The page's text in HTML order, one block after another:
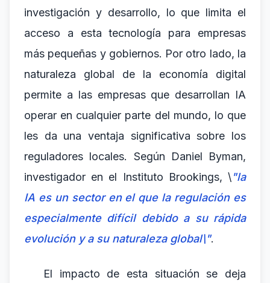
investigación y desarrollo, lo que limita el
acceso a esta tecnología para empresas
más pequeñas y gobiernos. Por otro lado, la
naturaleza global de la economía digital
permite a las empresas que desarrollan IA
operar en cualquier parte del mundo, lo que
les da una ventaja significativa sobre los
reguladores locales. Según Daniel Byman,
investigador en el Instituto Brookings, \"la
IA es un sector en el que la regulación es
especialmente difícil debido a su rápida
evolución y a su naturaleza global\".
El impacto de esta situación se deja